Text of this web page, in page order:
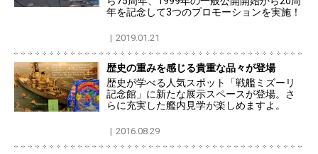
年を記念して3つのプロモーションを実施！
2019.01.21
歴史の重みを感じる貴重な品々が登場
歴史が学べる人気スポット「戦艦ミズーリ
記念館」に新たな展示スペースが登場。さ
らに充実した艦内見学が楽しめますよ。
2016.08.29